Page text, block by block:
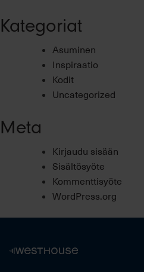
Kategoriat
Asuminen
Inspiraatio
Kodit
Uncategorized
Meta
Kirjaudu sisään
Sisältösyöte
Kommenttisyöte
WordPress.org